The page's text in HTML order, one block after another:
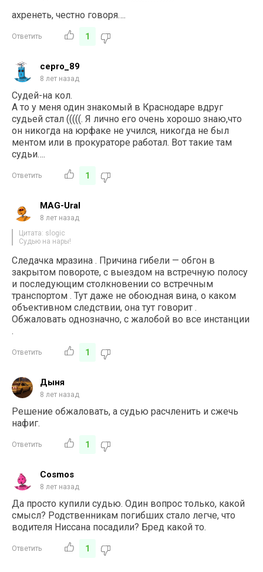
ахренеть, честно говоря….
Ответить 1
cepro_89
8 лет назад
Судей-на кол.
А то у меня один знакомый в Краснодаре вдруг
судьей стал (((((. Я лично его очень хорошо знаю,что
он никогда на юрфаке не учился, никогда не был
ментом или в прокураторе работал. Вот такие там
судьи….
Ответить 1
MAG-Ural
8 лет назад
Цитата: slogic
Судью на нары!
Следачка мразина . Причина гибели — обгон в
закрытом повороте, с выездом на встречную полосу
и последующим столкновении со встречным
транспортом . Тут даже не обоюдная вина, о каком
объективном следствии, она тут говорит .
Обжаловать однозначно, с жалобой во все инстанции
.
Ответить 1
Дыня
8 лет назад
Решение обжаловать, а судью расчленить и сжечь
нафиг.
Ответить 1
Cosmos
8 лет назад
Да просто купили судью. Один вопрос только, какой
смысл? Родственникам погибших стало легче, что
водителя Ниссана посадили? Бред какой то.
Ответить 1